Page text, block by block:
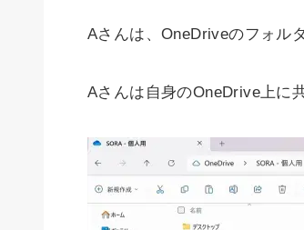
Aさんは、OneDriveのフォル
Aさんは自身のOneDrive上に